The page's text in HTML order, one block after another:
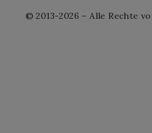
© 2013-2026 – Alle Rechte